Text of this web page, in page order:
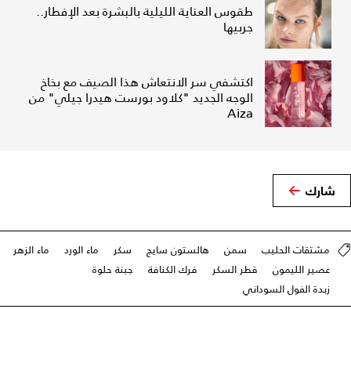
طقوس العناية الليلية بالبشرة بعد الإفطار..
جربيها
اكتشفي سر الانتعاش هذا الصيف مع بخاخ
الوجه الجديد "كلاود بورست هيدرا جيلي" من
Aiza
شارك
مشتقات الحليب سمن هالستون سايج سكر ماء الورد
ماء الزهر
عصير الليمون
قطر السكر فرك الكنافة
جبنة حلوة
زبدة الفول السوداني